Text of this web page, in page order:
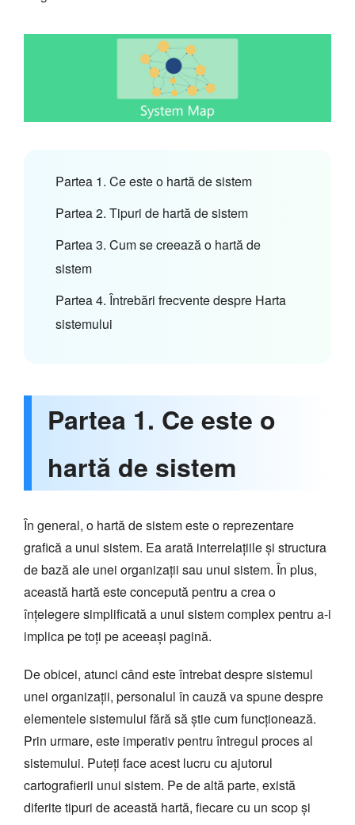
Partea 1. Ce este o hartă de sistem
Partea 2. Tipuri de hartă de sistem
Partea 3. Cum se creează o hartă de
sistem
Partea 4. Întrebări frecvente despre Harta
sistemului
Partea 1. Ce este o
hartă de sistem
În general, o hartă de sistem este o reprezentare
grafică a unui sistem. Ea arată interrelațiile și structura
de bază ale unei organizații sau unui sistem. În plus,
această hartă este concepută pentru a crea o
înțelegere simplificată a unui sistem complex pentru a-i
implica pe toți pe aceeași pagină.
De obicei, atunci când este întrebat despre sistemul
unei organizații, personalul în cauză va spune despre
elementele sistemului fără să știe cum funcționează.
Prin urmare, este imperativ pentru întregul proces al
sistemului. Puteți face acest lucru cu ajutorul
cartografierii unui sistem. Pe de altă parte, există
diferite tipuri de această hartă, fiecare cu un scop și